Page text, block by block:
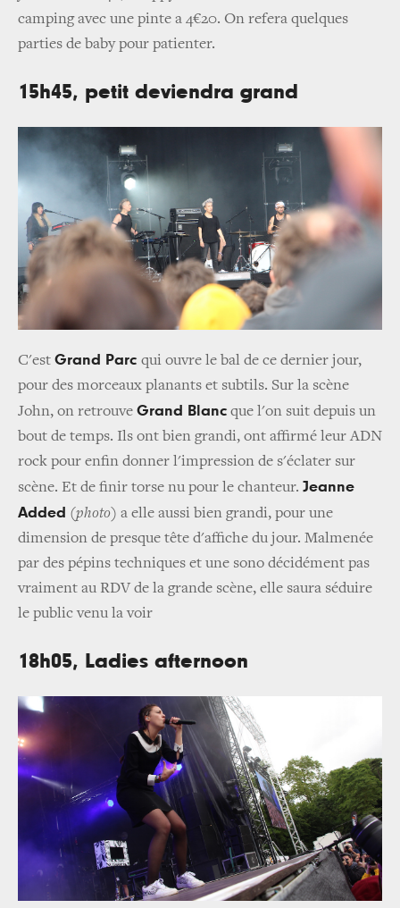
camping avec une pinte a 4€20. On refera quelques
parties de baby pour patienter.
15h45, petit deviendra grand
C'est Grand Parc qui ouvre le bal de ce dernier jour,
pour des morceaux planants et subtils. Sur la scène
John, on retrouve Grand Blanc que l'on suit depuis un
bout de temps. Ils ont bien grandi, ont affirmé leur ADN
rock pour enfin donner l'impression de s'éclater sur
scène. Et de finir torse nu pour le chanteur. Jeanne
Added (photo) a elle aussi bien grandi, pour une
dimension de presque tête d'affiche du jour. Malmenée
par des pépins techniques et une sono décidément pas
vraiment au RDV de la grande scène, elle saura séduire
le public venu la voir
18h05, Ladies afternoon